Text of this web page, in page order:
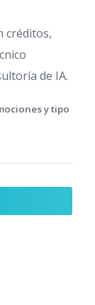
créditos,
de IA.
y tipo